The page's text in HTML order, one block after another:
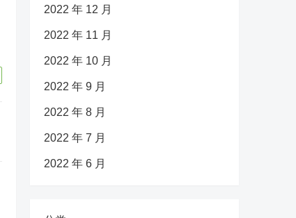
2022 年 12 月
2022 年 11 月
2022 年 10 月
2022 年 9 月
2022 年 8 月
2022 年 7 月
2022 年 6 月